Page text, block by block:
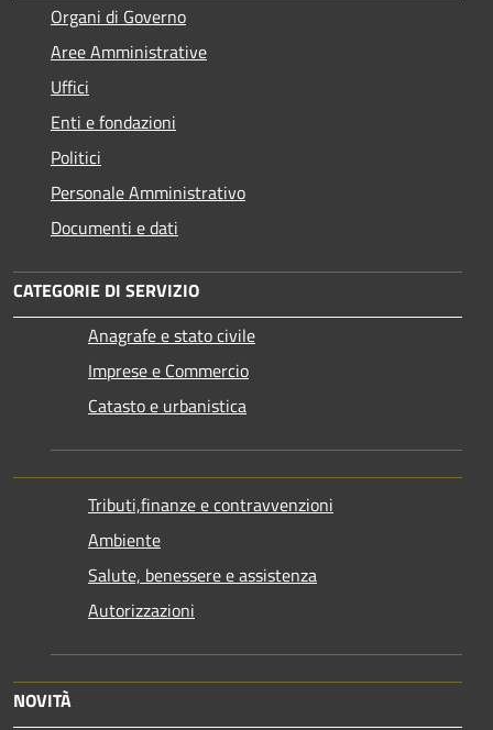
Organi di Governo
Aree Amministrative
Uffici
Enti e fondazioni
Politici
Personale Amministrativo
Documenti e dati
CATEGORIE DI SERVIZIO
Anagrafe e stato civile
Imprese e Commercio
Catasto e urbanistica
Tributi,finanze e contravvenzioni
Ambiente
Salute, benessere e assistenza
Autorizzazioni
NOVITÀ